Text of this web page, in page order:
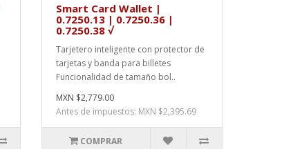
Smart Card Wallet |
0.7250.13 | 0.7250.36 |
0.7250.38 √
Tarjetero inteligente con protector de
tarjetas y banda para billetes
Funcionalidad de tamaño bol..
MXN $2,779.00
Antes de impuestos: MXN $2,395.69
COMPRAR